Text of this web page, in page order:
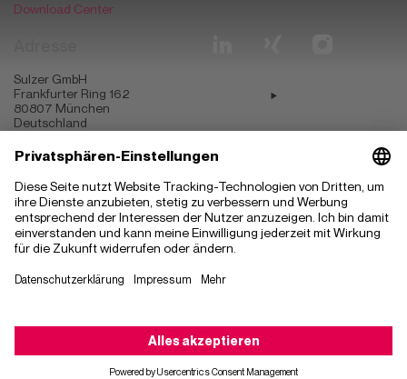
Download Center
Sulzer GmbH
Frankfurter Ring 162
80807 München
Deutschland
München Ingolstadt Stuttgart Magdeburg
Budapest
Szeged
Kecskemét Madrid Hyderabad
Sofia
Greenville
Impressum Datenschutzerklärung
Kontaktieren Sie uns